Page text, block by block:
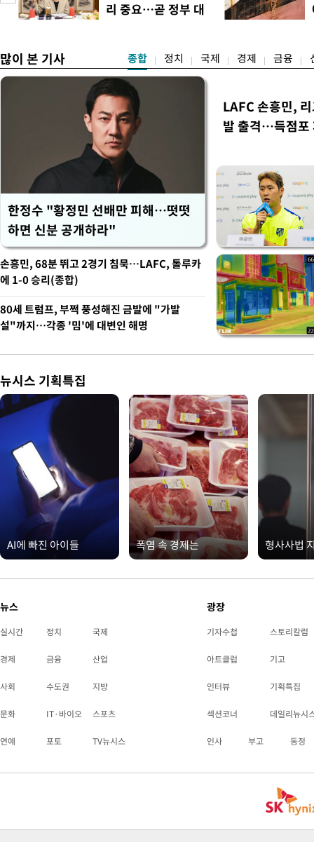
적 합산(가중치 미반영)에
리 중요…곧 정부 대
많이 본 기사 종합 정치 국제 경제 금융
한정수 "황정민 선배만 피해…떳떳
하면 신분 공개하라"
LAFC 손흥민,
발 출격…득점포
손흥민, 68분 뛰고 2경기 침묵…LAFC, 톨루카
에 1-0 승리(종합)
80세 트럼프, 부쩍 풍성해진 금발에 "가발
설"까지…각종 '밈'에 대변인 해명
뉴시스 기획특집
AI에 빠진 아이들 폭염 속 경제는 형사사법
뉴스
실시간 정치 국제
경제 금융 산업
사회 수도권 지방
문화 IT·바이오 스포츠
연예 포토 TV뉴시스
광장
기자수첩 스토리칼럼
아트클럽 기고
인터뷰 기획특집
섹션코너 데일리뉴시
인사 부고 동정